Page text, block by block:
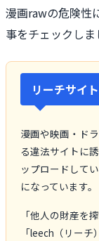
漫画rawの危険性
事をチェックしま
リーチサイ
漫画や映画・ド
る違法サイトに
ップロードして
になっています。
「他人の財産を
「leech（リーチ